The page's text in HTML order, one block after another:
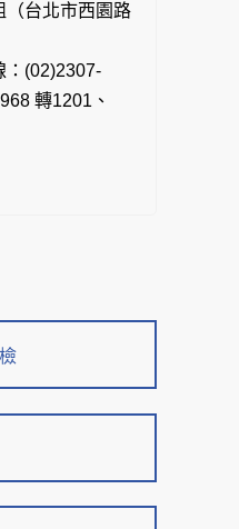
（台北市西園路
：(02)2307-
轉1201、